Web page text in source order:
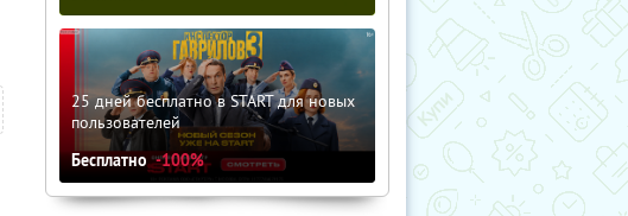
25 дней бесплатно в START для новых
пользователей
Бесплатно -100%